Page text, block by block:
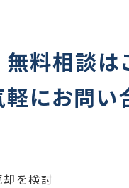
無料相談は
にお問い
却を検討